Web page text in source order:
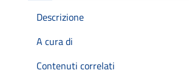
Descrizione
A cura di
Contenuti correlati